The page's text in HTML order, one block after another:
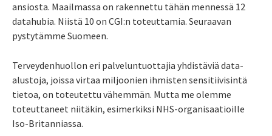
ansiosta. Maailmassa on rakennettu tähän mennessä 12
datahubia. Niistä 10 on CGI:n toteuttamia. Seuraavan
pystytämme Suomeen.
Terveydenhuollon eri palveluntuottajia yhdistäviä data-
alustoja, joissa virtaa miljoonien ihmisten sensitiivisintä
tietoa, on toteutettu vähemmän. Mutta me olemme
toteuttaneet niitäkin, esimerkiksi NHS-organisaatioille
Iso-Britanniassa.